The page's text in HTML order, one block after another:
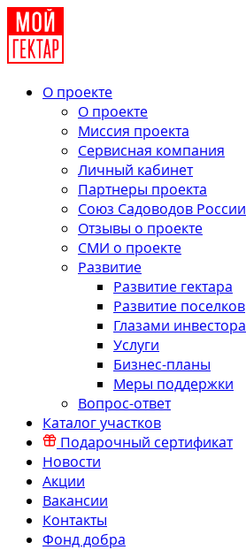
О проекте
О проекте
Миссия проекта
Сервисная компания
Личный кабинет
Партнеры проекта
Союз Садоводов России
Отзывы о проекте
СМИ о проекте
Развитие
Развитие гектара
Развитие поселков
Глазами инвестора
Услуги
Бизнес-планы
Меры поддержки
Вопрос-ответ
Каталог участков
Подарочный сертификат
Новости
Акции
Вакансии
Контакты
Фонд добра